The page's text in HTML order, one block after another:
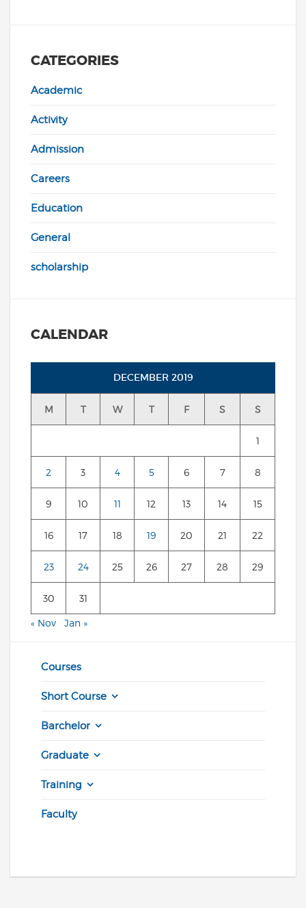
CATEGORIES
Academic
Activity
Admission
Careers
Education
General
scholarship
CALENDAR
DECEMBER 2019
M T W T F S S
1
2 3 4 5 6 7 8
9 10 11 12 13 14 15
16 17 18 19 20 21 22
23 24 25 26 27 28 29
30 31
« Nov Jan »
Courses
Short Course
Barchelor
Graduate
Training
Faculty